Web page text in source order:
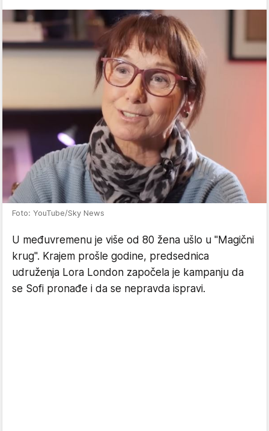
Foto: YouTube/Sky News
U međuvremenu je više od 80 žena ušlo u "Magični
krug". Krajem prošle godine, predsednica
udruženja Lora London započela je kampanju da
se Sofi pronađe i da se nepravda ispravi.